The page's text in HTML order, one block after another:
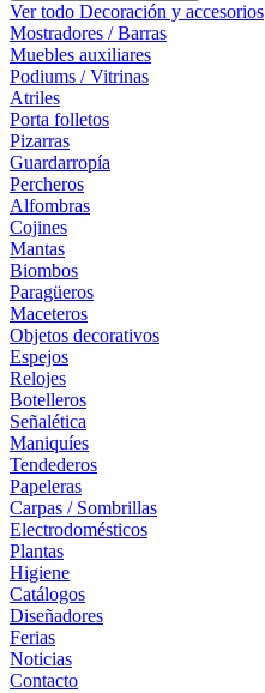
Ver todo Decoración y accesorios
Mostradores / Barras
Muebles auxiliares
Podiums / Vitrinas
Atriles
Porta folletos
Pizarras
Guardarropía
Percheros
Alfombras
Cojines
Mantas
Biombos
Paragüeros
Maceteros
Objetos decorativos
Espejos
Relojes
Botelleros
Señalética
Maniquíes
Tendederos
Papeleras
Carpas / Sombrillas
Electrodomésticos
Plantas
Higiene
Catálogos
Diseñadores
Ferias
Noticias
Contacto